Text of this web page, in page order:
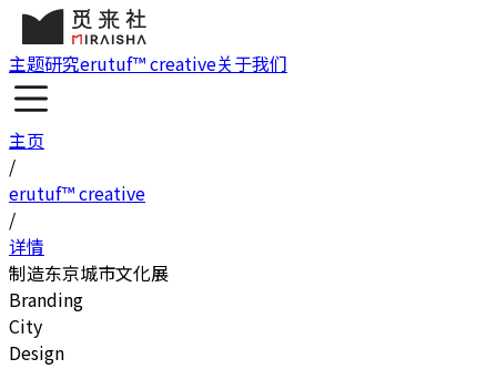
主题研究erutuf™ creative关于我们
主页
/
erutuf™ creative
/
详情
制造东京城市文化展
Branding
City
Design